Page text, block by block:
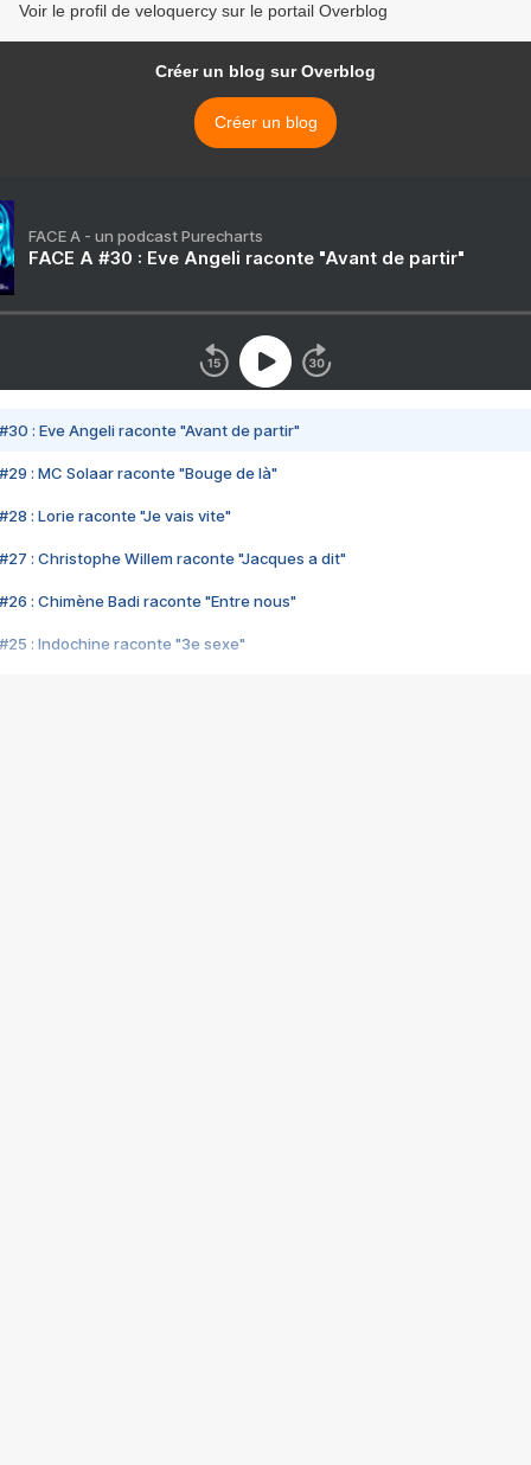
Voir le profil de veloquercy sur le portail Overblog
Créer un blog sur Overblog
Créer un blog
FACE A - un podcast Purecharts
FACE A #30 : Eve Angeli raconte "Avant de partir"
#30 : Eve Angeli raconte "Avant de partir"
#29 : MC Solaar raconte "Bouge de là"
#28 : Lorie raconte "Je vais vite"
#27 : Christophe Willem raconte "Jacques a dit"
#26 : Chimène Badi raconte "Entre nous"
#25 : Indochine raconte "3e sexe"